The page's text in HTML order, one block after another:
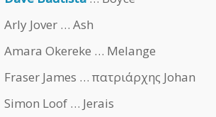
Arly Jover … Ash
Amara Okereke … Melange
Fraser James … πατριάρχης Johan
Simon Loof … Jerais